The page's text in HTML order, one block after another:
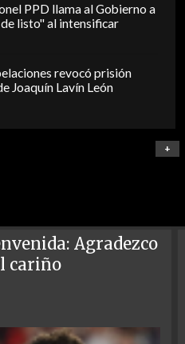
PPD llama al Gobierno a
listo" al intensificar
revocó prisión
Joaquín Lavín León
+
Agradezco
cariño